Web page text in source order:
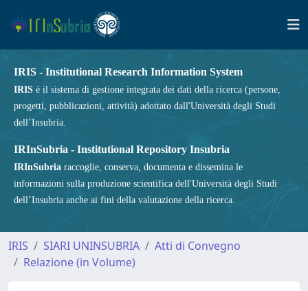
IRIS - Institutional Research Information System
IRIS è il sistema di gestione integrata dei dati della ricerca (persone,
progetti, pubblicazioni, attività) adottato dall'Università degli Studi
dell’Insubria.
IRInSubria - Institutional Repository Insubria
IRInSubria raccoglie, conserva, documenta e dissemina le
informazioni sulla produzione scientifica dell'Università degli Studi
dell’Insubria anche ai fini della valutazione della ricerca.
IRIS SIARI UNINSUBRIA
Atti di Convegno
Relazione (in Volume)